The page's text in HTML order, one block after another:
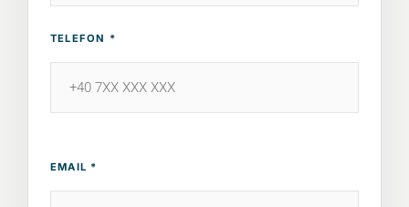
TELEFON *
EMAIL *